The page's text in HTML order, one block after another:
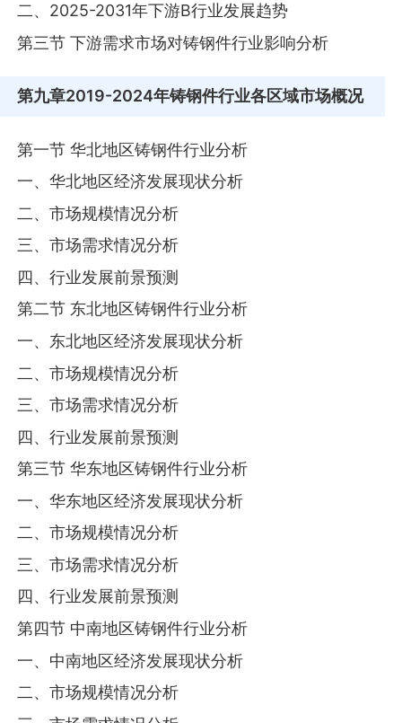
二、2025-2031年下游B行业发展趋势
第三节 下游需求市场对铸钢件行业影响分析
第九章2019-2024年铸钢件行业各区域市场概况
第一节 华北地区铸钢件行业分析
一、华北地区经济发展现状分析
二、市场规模情况分析
三、市场需求情况分析
四、行业发展前景预测
第二节 东北地区铸钢件行业分析
一、东北地区经济发展现状分析
二、市场规模情况分析
三、市场需求情况分析
四、行业发展前景预测
第三节 华东地区铸钢件行业分析
一、华东地区经济发展现状分析
二、市场规模情况分析
三、市场需求情况分析
四、行业发展前景预测
第四节 中南地区铸钢件行业分析
一、中南地区经济发展现状分析
二、市场规模情况分析